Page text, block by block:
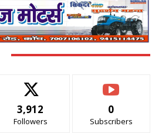
3,912
Followers
0
Subscribers